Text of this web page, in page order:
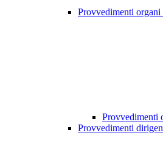
Provvedimenti
Provvedimenti
Provvedimenti